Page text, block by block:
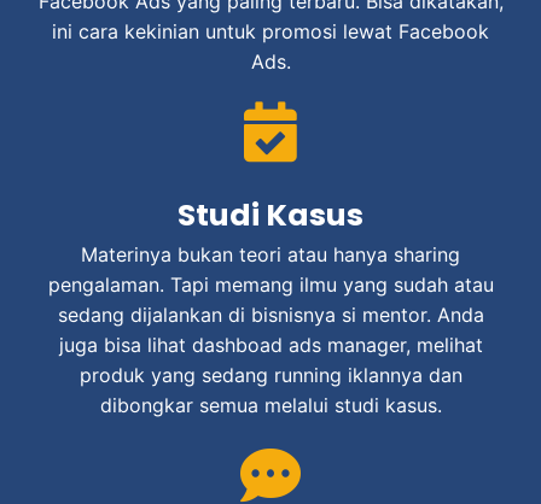
ini cara kekinian untuk promosi lewat Facebook
Ads.
Studi Kasus
Materinya bukan teori atau hanya sharing
pengalaman. Tapi memang ilmu yang sudah atau
sedang dijalankan di bisnisnya si mentor. Anda
juga bisa lihat dashboad ads manager, melihat
produk yang sedang running iklannya dan
dibongkar semua melalui studi kasus.